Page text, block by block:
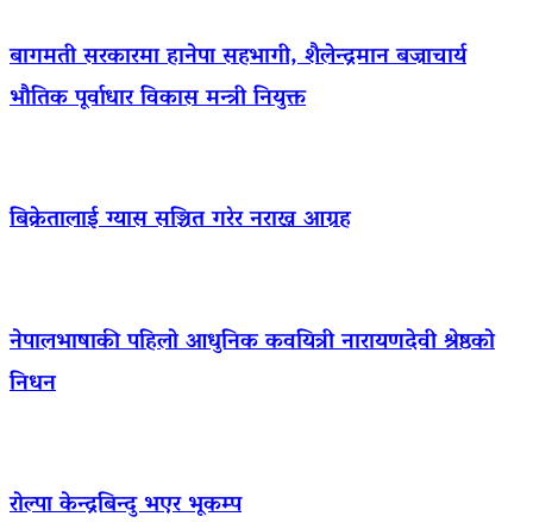
बागमती सरकारमा हानेपा सहभागी, शैलेन्द्रमान बज्राचार्य
भौतिक पूर्वाधार विकास मन्त्री नियुक्त
बिक्रेतालाई ग्यास सञ्चित गरेर नराख्न आग्रह
नेपालभाषाकी पहिलो आधुनिक कवयित्री नारायणदेवी श्रेष्ठको
निधन
रोल्पा केन्द्रबिन्दु भएर भूकम्प